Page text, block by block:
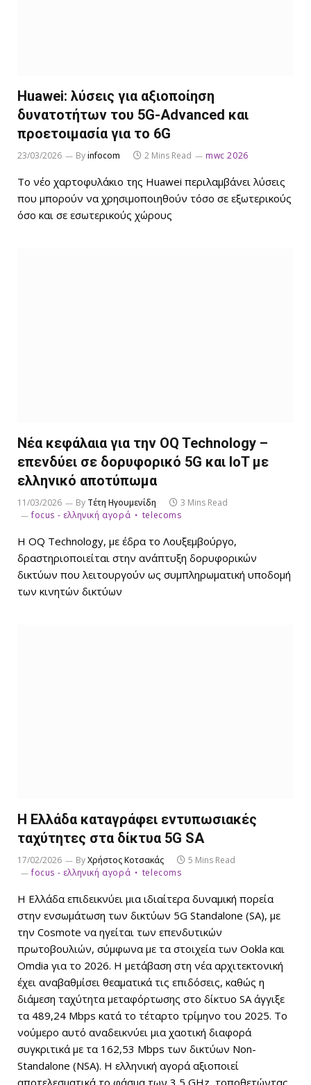
Huawei: λύσεις για αξιοποίηση
δυνατοτήτων του 5G-Advanced και
προετοιμασία για το 6G
23/03/2026 Byinfocom 2 Mins Read mwc 2026
Το νέο χαρτοφυλάκιο της Huawei περιλαμβάνει λύσεις
που μπορούν να χρησιμοποιηθούν τόσο σε εξωτερικούς
όσο και σε εσωτερικούς χώρους
Νέα κεφάλαια για την OQ Technology –
επενδύει σε δορυφορικό 5G και IoT με
ελληνικό αποτύπωμα
11/03/2026 By Τέτη Ηγουμενίδη
3 Mins Read
focus - ελληνική αγορά
telecoms
Η OQ Technology, με έδρα το Λουξεμβούργο,
δραστηριοποιείται στην ανάπτυξη δορυφορικών
δικτύων που λειτουργούν ως συμπληρωματική υποδομή
των κινητών δικτύων
Η Ελλάδα καταγράφει εντυπωσιακές
ταχύτητες στα δίκτυα 5G SA
17/02/2026 ByΧρήστος Κοτσακάς
5 Mins Read
focus - ελληνική αγορά
telecoms
Η Ελλάδα επιδεικνύει μια ιδιαίτερα δυναμική πορεία
στην ενσωμάτωση των δικτύων 5G Standalone (SA), με
την Cosmote να ηγείται των επενδυτικών
πρωτοβουλιών, σύμφωνα με τα στοιχεία των Ookla και
Omdia για το 2026. Η μετάβαση στη νέα αρχιτεκτονική
έχει αναβαθμίσει θεαματικά τις επιδόσεις, καθώς η
διάμεση ταχύτητα μεταφόρτωσης στο δίκτυο SA άγγιξε
τα 489,24 Mbps κατά το τέταρτο τρίμηνο του 2025. Το
νούμερο αυτό αναδεικνύει μια χαοτική διαφορά
συγκριτικά με τα 162,53 Mbps των δικτύων Non-
Standalone (NSA). Η ελληνική αγορά αξιοποιεί
αποτελεσματικά το φάσμα των 3,5 GHz, τοποθετώντας